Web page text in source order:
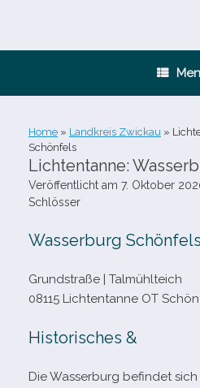
Home » Landkreis Zwickau »
Schönfels
Lichtentanne:
Veröffentlicht am 7. Oktober
Schlösser
Wasserburg Schönfels
Grundstraße | Talmühlteich
08115 Lichtentanne OT
Historisches &
Die Wasserburg befin­det